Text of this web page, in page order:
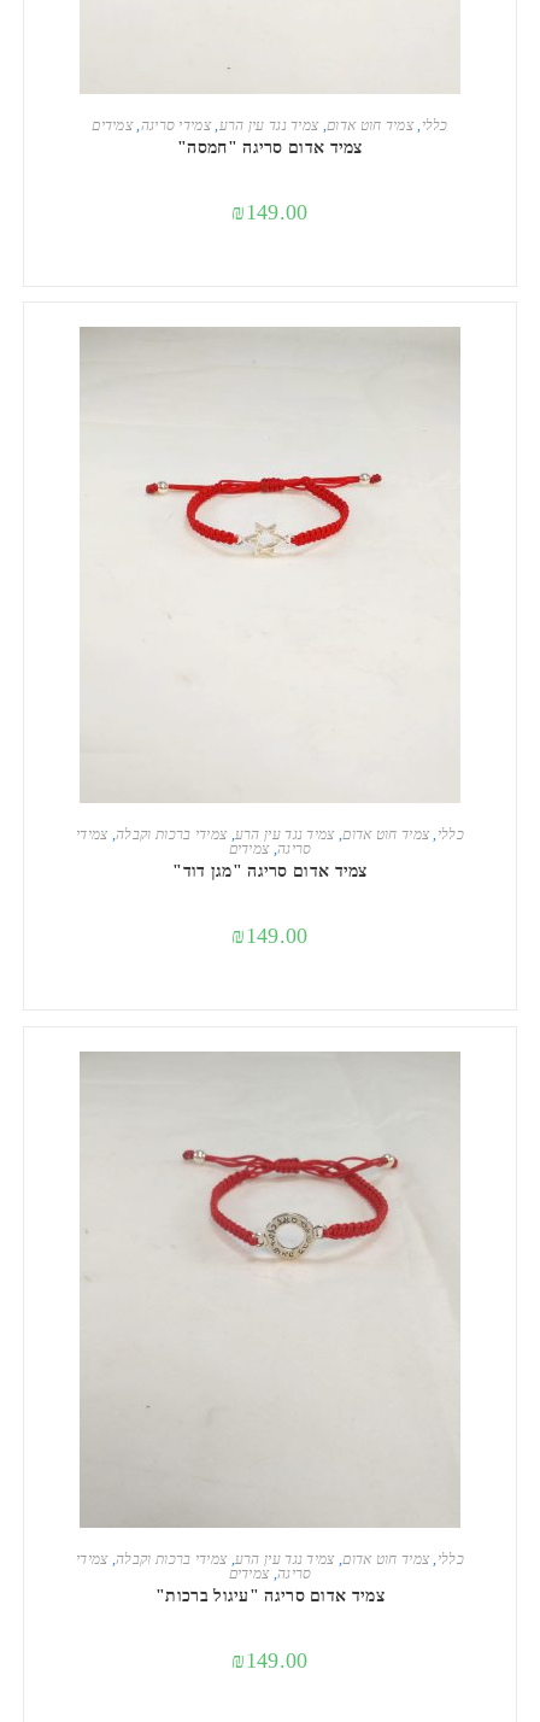
הוספה לסל כללי,צמיד חוט אדום,צמיד נגד עין הרע,צמידי סריגה,צמידים
צמיד אדום סריגה "חמסה"
₪149.00
הוספה לסל כללי,צמיד חוט אדום,צמיד נגד עין הרע,צמידי ברכות וקבלה,צמידי
סריגה,צמידים
צמיד אדום סריגה "מגן דוד"
₪149.00
הוספה לסל כללי,צמיד חוט אדום,צמיד נגד עין הרע,צמידי ברכות וקבלה,צמידי
סריגה,צמידים
צמיד אדום סריגה "עיגול ברכות"
₪149.00